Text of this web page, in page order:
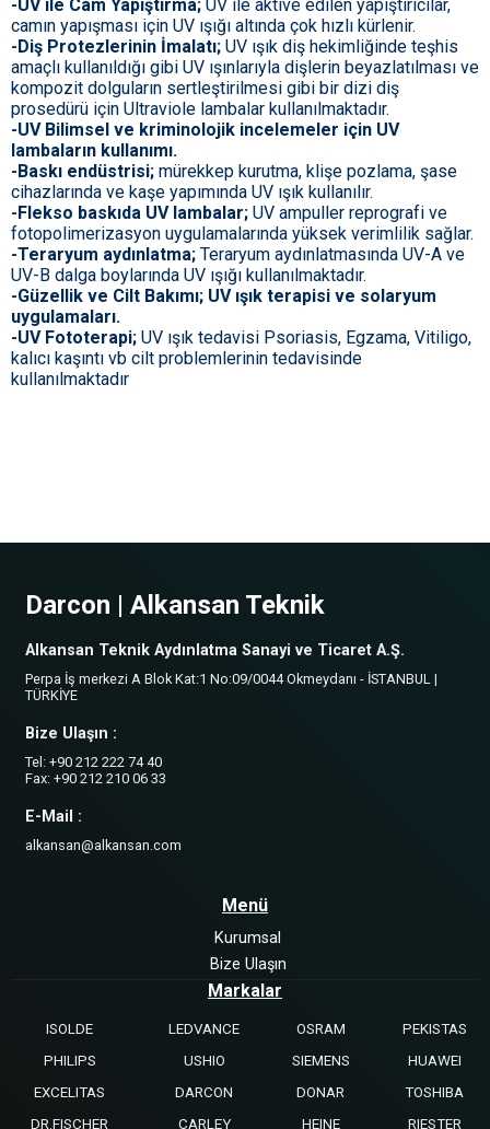
-UV ile Cam Yapıştırma; UV ile aktive edilen yapıştırıcılar,
camın yapışması için UV ışığı altında çok hızlı kürlenir.
-Diş Protezlerinin İmalatı; UV ışık diş hekimliğinde teşhis
amaçlı kullanıldığı gibi UV ışınlarıyla dişlerin beyazlatılması ve
kompozit dolguların sertleştirilmesi gibi bir dizi diş
prosedürü için Ultraviole lambalar kullanılmaktadır.
-UV Bilimsel ve kriminolojik incelemeler için UV
lambaların kullanımı.
-Baskı endüstrisi; mürekkep kurutma, klişe pozlama, şase
cihazlarında ve kaşe yapımında UV ışık kullanılır.
-Flekso baskıda UV lambalar; UV ampuller reprografi ve
fotopolimerizasyon uygulamalarında yüksek verimlilik sağlar.
-Teraryum aydınlatma; Teraryum aydınlatmasında UV-A ve
UV-B dalga boylarında UV ışığı kullanılmaktadır.
-Güzellik ve Cilt Bakımı; UV ışık terapisi ve solaryum
uygulamaları.
-UV Fototerapi; UV ışık tedavisi Psoriasis, Egzama, Vitiligo,
kalıcı kaşıntı vb cilt problemlerinin tedavisinde
kullanılmaktadır
Darcon | Alkansan Teknik
Alkansan Teknik Aydınlatma Sanayi ve Ticaret A.Ş.
Perpa İş merkezi A Blok Kat:1 No:09/0044 Okmeydanı - İSTANBUL |
TÜRKİYE
Bize Ulaşın :
Tel: +90 212 222 74 40
Fax: +90 212 210 06 33
E-Mail :
alkansan@alkansan.com
Menü
Kurumsal
Bize Ulaşın
Markalar
ISOLDE LEDVANCE OSRAM
PEKISTAS
PHILIPS
USHIO SIEMENS
HUAWEI
EXCELITAS
DARCON DONAR
TOSHIBA
DR.FISCHER
CARLEY HEINE RIESTER